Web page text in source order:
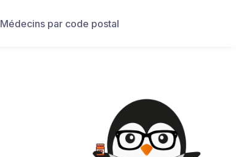
Médecins par code postal